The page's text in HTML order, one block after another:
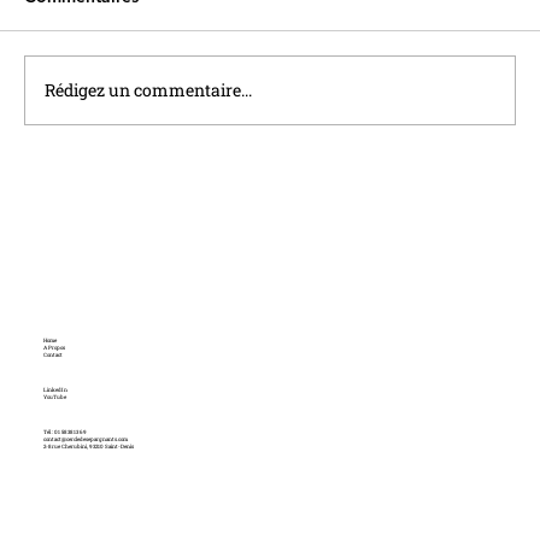
Rédigez un commentaire...
Tél : 01 58 38 13 69
contact@cercledesepargnants.com
2-8 rue Cherubini, 93210 Saint-Denis
Home
A Propos
Contact
LinkedIn
YouTube